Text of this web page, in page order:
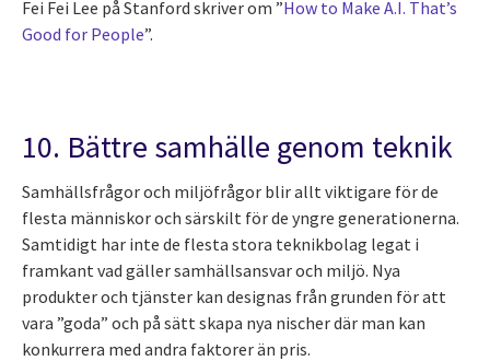
Fei Fei Lee på Stanford skriver om ”How to Make A.I. That’s
Good for People”.
10. Bättre samhälle genom teknik
Samhällsfrågor och miljöfrågor blir allt viktigare för de
flesta människor och särskilt för de yngre generationerna.
Samtidigt har inte de flesta stora teknikbolag legat i
framkant vad gäller samhällsansvar och miljö. Nya
produkter och tjänster kan designas från grunden för att
vara ”goda” och på sätt skapa nya nischer där man kan
konkurrera med andra faktorer än pris.